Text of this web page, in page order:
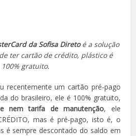
da Sofisa Diretoé a solução
ter cartão de crédito, plástico é
100% gratuito.
recentemente um cartão pré-pago
do brasileiro, ele é 100% gratuito,
nem tarifa de manutenção, ele
mas é pré-pago, isto é, o
é sempre descontado do saldo em